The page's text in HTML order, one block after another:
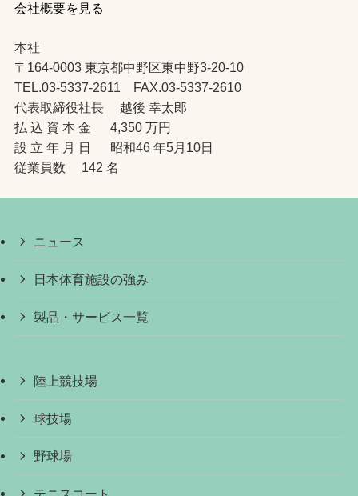
会社概要を見る
本社
〒164-0003 東京都中野区東中野3-20-10
TEL.03-5337-2611 FAX.03-5337-2610
代表取締役社長 越後 幸太郎
払 込 資 本 金 4,350 万円
設 立 年 月 日 昭和46 年5月10日
従業員数 142 名
ニュース
日本体育施設の強み
製品・サービス一覧
陸上競技場
球技場
野球場